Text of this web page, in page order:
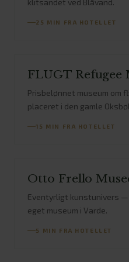
25 MIN FRA HOTELLET
FLUGT Refugee
Museum
FLUGT Refugee
Prisbelønnet museum om
placeret i den gamle
15 MIN FRA HOTELLET
Otto Frello
Museet
Otto Frello
Eventyrligt kunstunivers
eget museum i Varde.
5 MIN FRA HOTELLET